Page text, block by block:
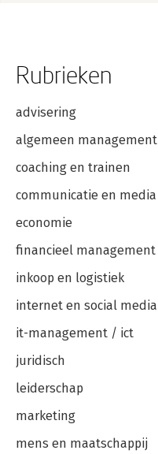
Rubrieken
advisering
algemeen management
coaching en trainen
communicatie en media
economie
financieel management
inkoop en logistiek
internet en social media
it-management / ict
juridisch
leiderschap
marketing
mens en maatschappij